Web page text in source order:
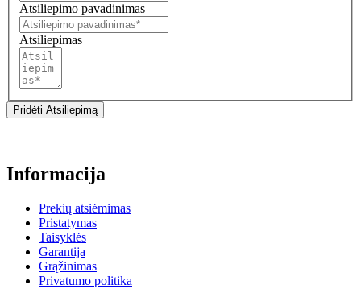
Atsiliepimo pavadinimas
Atsiliepimas
Pridėti Atsiliepimą
Informacija
Prekių atsiėmimas
Pristatymas
Taisyklės
Garantija
Grąžinimas
Privatumo politika